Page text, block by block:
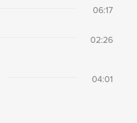
06:17
02:26
04:01